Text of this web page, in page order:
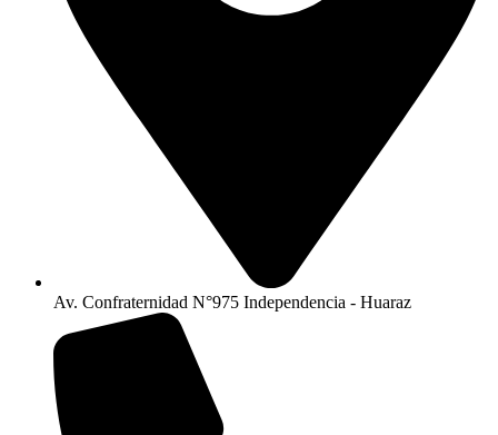
Av. Confraternidad N°975 Independencia - Huaraz